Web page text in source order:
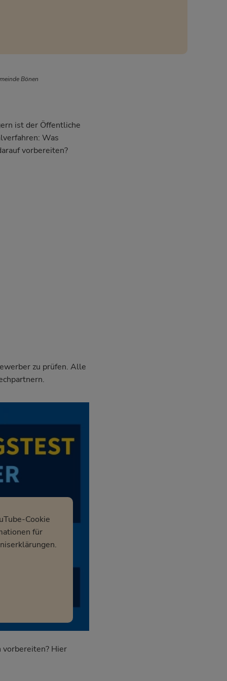
Bönen
ist der Öffentliche
Was
vorbereiten?
zu prüfen. Alle
Cookie
für
vorbereiten? Hier